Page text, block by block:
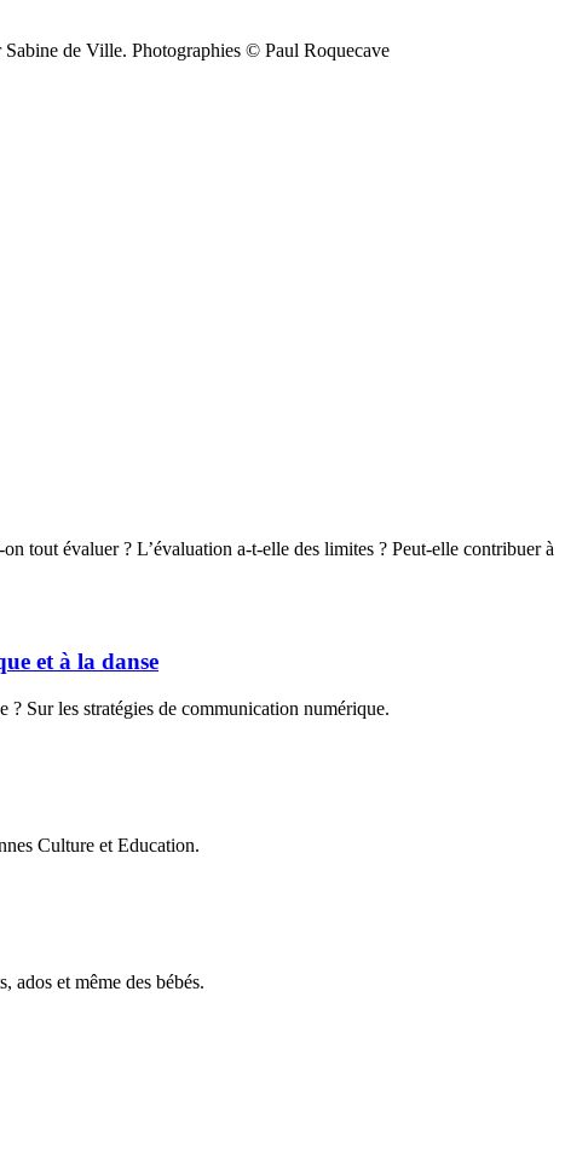
Sabine de Ville. Photographies © Paul Roquecave
tout évaluer ? L’évaluation a-t-elle des limites ? Peut-elle contribuer à
et à la danse
Sur les stratégies de communication numérique.
Culture et Education.
et même des bébés.